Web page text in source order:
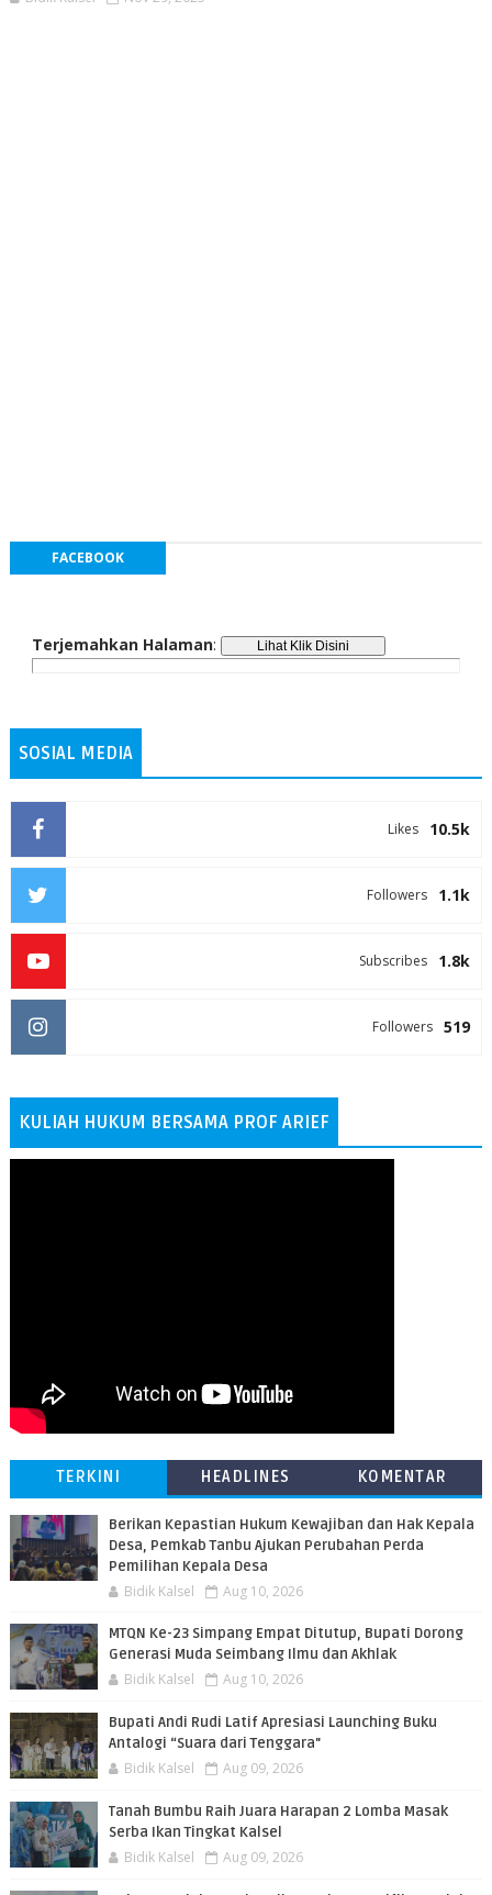
FACEBOOK
Terjemahkan Halaman:
SOSIAL MEDIA
10.5k
Likes
1.1k
Followers
1.8k
Subscribes
519
Followers
KULIAH HUKUM BERSAMA PROF ARIEF
TERKINI HEADLINES KOMENTAR
Berikan Kepastian Hukum Kewajiban dan Hak Kepala
Desa, Pemkab Tanbu Ajukan Perubahan Perda
Pemilihan Kepala Desa
Bidik Kalsel Aug 10, 2026
MTQN Ke-23 Simpang Empat Ditutup, Bupati Dorong
Generasi Muda Seimbang Ilmu dan Akhlak
Bidik Kalsel Aug 10, 2026
Bupati Andi Rudi Latif Apresiasi Launching Buku
Antalogi “Suara dari Tenggara"
Bidik Kalsel Aug 09, 2026
Tanah Bumbu Raih Juara Harapan 2 Lomba Masak
Serba Ikan Tingkat Kalsel
Bidik Kalsel Aug 09, 2026